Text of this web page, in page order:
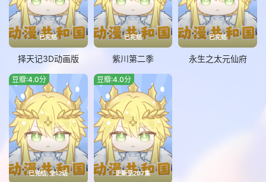
已完结
择天记3D动画版
已完结
紫川第二季
已完结
永生之太元仙府
已完结, 全12话
豆瓣:4.0分
更新至207集
豆瓣:4.0分